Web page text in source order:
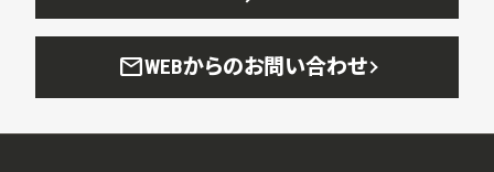
mailWEBからのお問い合わせ